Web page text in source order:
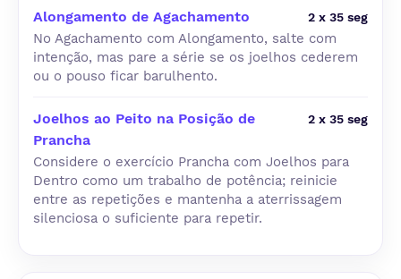
Alongamento de Agachamento 2 x 35 seg
No Agachamento com Alongamento, salte com
intenção, mas pare a série se os joelhos cederem
ou o pouso ficar barulhento.
Joelhos ao Peito na Posição de
Prancha
2 x 35 seg
Considere o exercício Prancha com Joelhos para
Dentro como um trabalho de potência; reinicie
entre as repetições e mantenha a aterrissagem
silenciosa o suficiente para repetir.